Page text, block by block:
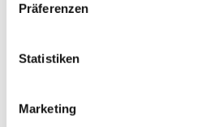
Präferenzen
Statistiken
Marketing